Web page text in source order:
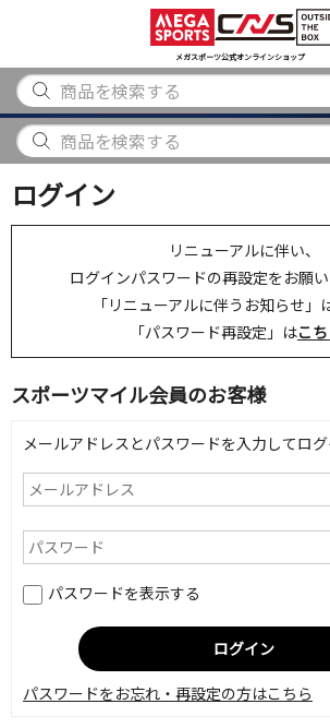
メガスポーツ公式オンラインショップ
アウトドア
から探す
ブラン
から探す
ログイン
リニューアルに伴い、
ログインパスワードの再設定をお願い
「リニューアルに伴うお知らせ」
「パスワード再設定」はこち
スポーツマイル会員のお客様
メールアドレスとパスワードを入力してログ
パスワードを表示する
パスワードをお忘れ・再設定の方はこちら